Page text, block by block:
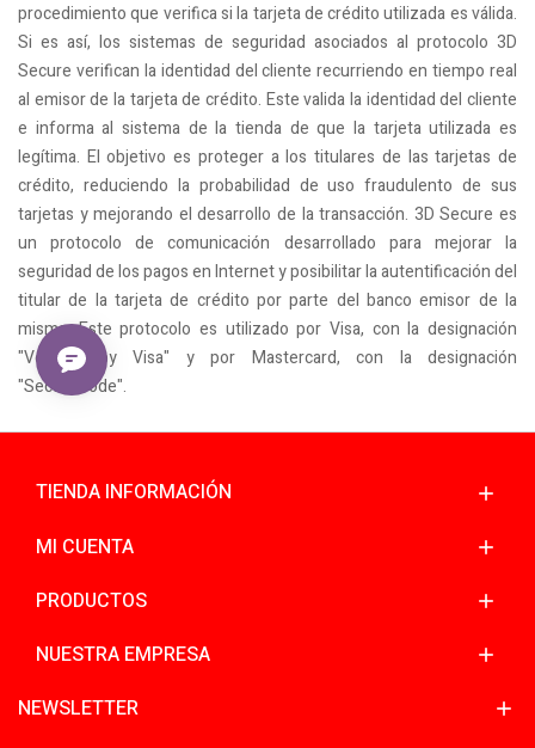
procedimiento que verifica si la tarjeta de crédito utilizada es válida.
Si es así, los sistemas de seguridad asociados al protocolo 3D
Secure verifican la identidad del cliente recurriendo en tiempo real
al emisor de la tarjeta de crédito. Este valida la identidad del cliente
e informa al sistema de la tienda de que la tarjeta utilizada es
legítima. El objetivo es proteger a los titulares de las tarjetas de
crédito, reduciendo la probabilidad de uso fraudulento de sus
tarjetas y mejorando el desarrollo de la transacción. 3D Secure es
un protocolo de comunicación desarrollado para mejorar la
seguridad de los pagos en Internet y posibilitar la autentificación del
titular de la tarjeta de crédito por parte del banco emisor de la
misma. Este protocolo es utilizado por Visa, con la designación
"Verified by Visa" y por Mastercard, con la designación
"SecureCode".
TIENDA INFORMACIÓN
MI CUENTA
PRODUCTOS
NUESTRA EMPRESA
NEWSLETTER